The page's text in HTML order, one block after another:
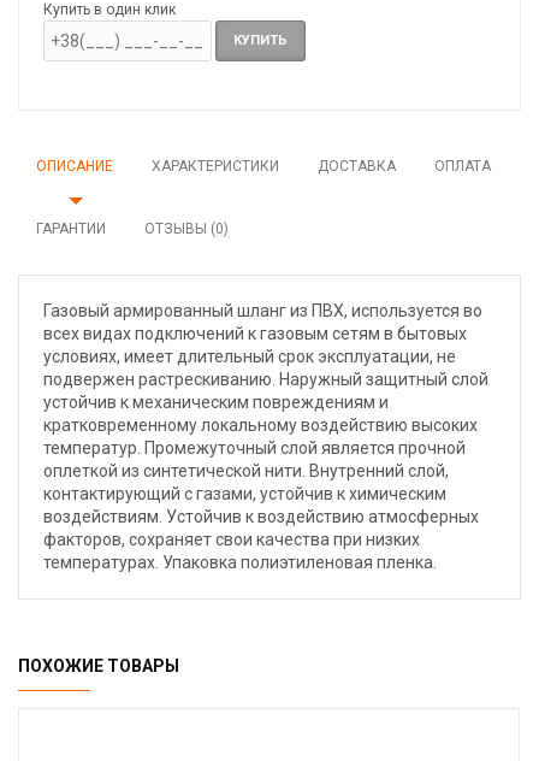
Купить в один клик
КУПИТЬ
ОПИСАНИЕ ХАРАКТЕРИСТИКИ ДОСТАВКА ОПЛАТА
ГАРАНТИИ ОТЗЫВЫ (0)
Газовый армированный шланг из ПВХ, используется во
всех видах подключений к газовым сетям в бытовых
условиях, имеет длительный срок эксплуатации, не
подвержен растрескиванию. Наружный защитный слой
устойчив к механическим повреждениям и
кратковременному локальному воздействию высоких
температур. Промежуточный слой является прочной
оплеткой из синтетической нити. Внутренний слой,
контактирующий с газами, устойчив к химическим
воздействиям. Устойчив к воздействию атмосферных
факторов, сохраняет свои качества при низких
температурах. Упаковка полиэтиленовая пленка.
ПОХОЖИЕ ТОВАРЫ